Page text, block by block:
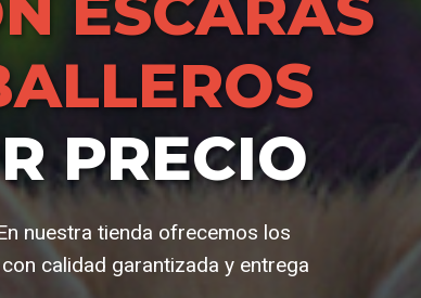
PRECIO
nuestra tienda ofrecemos los
calidad garantizada y entrega